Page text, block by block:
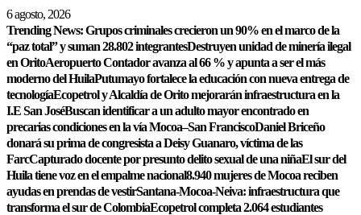
Saltar
al
contenido
6 agosto, 2026
Trending News:Grupos criminales crecieron un 90% en el marco de la
“paz total” y suman 28.802 integrantesDestruyen unidad de minería ilegal
en OritoAeropuerto Contador avanza al 66 % y apunta a ser el más
moderno del HuilaPutumayo fortalece la educación con nueva entrega de
tecnologíaEcopetrol y Alcaldía de Orito mejorarán infraestructura en la
I.E San JoséBuscan identificar a un adulto mayor encontrado en
precarias condiciones en la vía Mocoa–San FranciscoDaniel Briceño
donará su prima de congresista a Deisy Guanaro, víctima de las
FarcCapturado docente por presunto delito sexual de una niñaEl sur del
Huila tiene voz en el empalme nacional8.940 mujeres de Mocoa reciben
ayudas en prendas de vestirSantana-Mocoa-Neiva: infraestructura que
transforma el sur de ColombiaEcopetrol completa 2.064 estudiantes